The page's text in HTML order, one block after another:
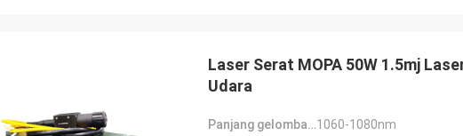
Laser Serat MOPA 50W 1.5mj
Udara
Panjang gelombang pusat:1060-1080nm